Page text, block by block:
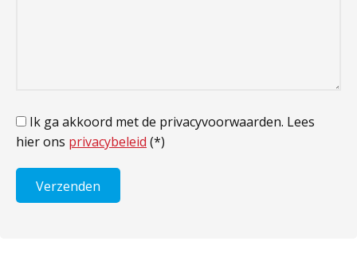
Ik ga akkoord met de privacyvoorwaarden. Lees
hier ons privacybeleid (*)